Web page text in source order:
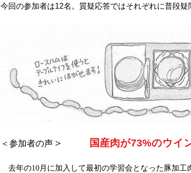
今回の参加者は12名。質疑応答ではそれぞれに普段
＜参加者の声 ＞ 国産肉が73%のウイ
去年の10月に加入して最初の学習会となった豚加